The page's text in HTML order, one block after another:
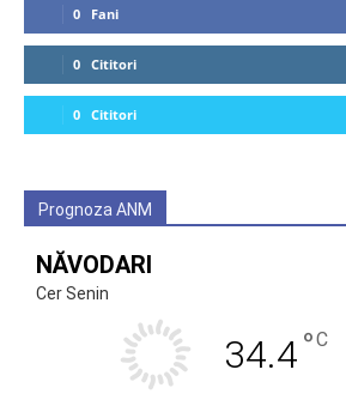
0 Fani
0 Cititori
0 Cititori
Prognoza ANM
NĂVODARI
Cer Senin
34.4°C